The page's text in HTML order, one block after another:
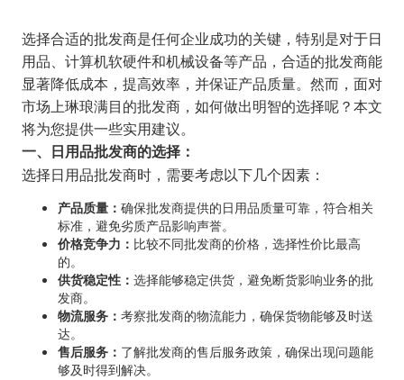
选择合适的批发商是任何企业成功的关键，特别是对于日
用品、计算机软硬件和机械设备等产品，合适的批发商能
显著降低成本，提高效率，并保证产品质量。然而，面对
市场上琳琅满目的批发商，如何做出明智的选择呢？本文
将为您提供一些实用建议。
一、日用品批发商的选择：
选择日用品批发商时，需要考虑以下几个因素：
产品质量： 确保批发商提供的日用品质量可靠，符合相关
标准，避免劣质产品影响声誉。
价格竞争力： 比较不同批发商的价格，选择性价比最高
的。
供货稳定性： 选择能够稳定供货，避免断货影响业务的批
发商。
物流服务： 考察批发商的物流能力，确保货物能够及时送
达。
售后服务： 了解批发商的售后服务政策，确保出现问题能
够及时得到解决。